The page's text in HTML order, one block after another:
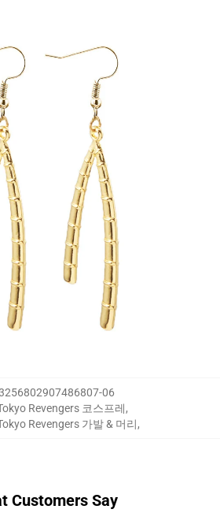
06
Revengers 코스프레,
Revengers 가발 & 머리,
Customers Say